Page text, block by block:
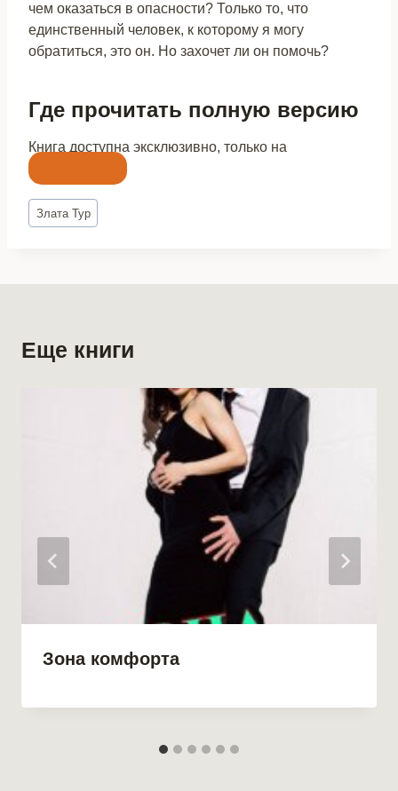
чем оказаться в опасности? Только то, что
единственный человек, к которому я могу
обратиться, это он. Но захочет ли он помочь?
Где прочитать полную версию
Книга доступна эксклюзивно, только на
Метки
записи:
Злата Тур
Еще книги
Зона комфорта